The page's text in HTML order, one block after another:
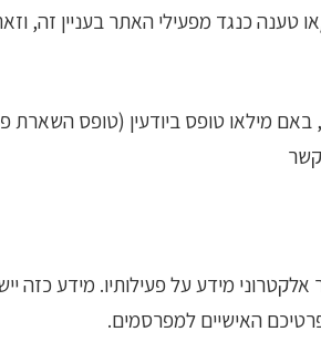
כנגד מפעילי האתר בעניין זה,
מילאו טופס ביודעין (טופס השארת
קשר
אלקטרוני מידע על פעילותיו. מידע
האישיים למפרסמים.